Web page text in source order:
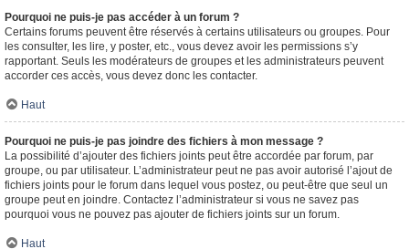
Pourquoi ne puis-je pas accéder à un forum ?
Certains forums peuvent être réservés à certains utilisateurs ou groupes. Pour
les consulter, les lire, y poster, etc., vous devez avoir les permissions s’y
rapportant. Seuls les modérateurs de groupes et les administrateurs peuvent
accorder ces accès, vous devez donc les contacter.
Haut
Pourquoi ne puis-je pas joindre des fichiers à mon message ?
La possibilité d’ajouter des fichiers joints peut être accordée par forum, par
groupe, ou par utilisateur. L’administrateur peut ne pas avoir autorisé l’ajout de
fichiers joints pour le forum dans lequel vous postez, ou peut-être que seul un
groupe peut en joindre. Contactez l’administrateur si vous ne savez pas
pourquoi vous ne pouvez pas ajouter de fichiers joints sur un forum.
Haut